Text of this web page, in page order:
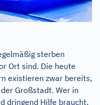
sterben
Ort sind. Die heute
existieren zwar bereits,
Großstadt. Wer in
dringend Hilfe braucht,